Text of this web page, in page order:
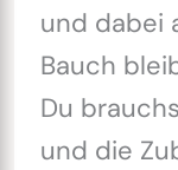
und dabei
Bauch
Du
und die